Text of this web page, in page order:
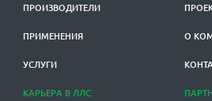
ПРОИЗВОДИТЕЛИ
ПРИМЕНЕНИЯ
УСЛУГИ
КАРЬЕРА В ЛЛС
О